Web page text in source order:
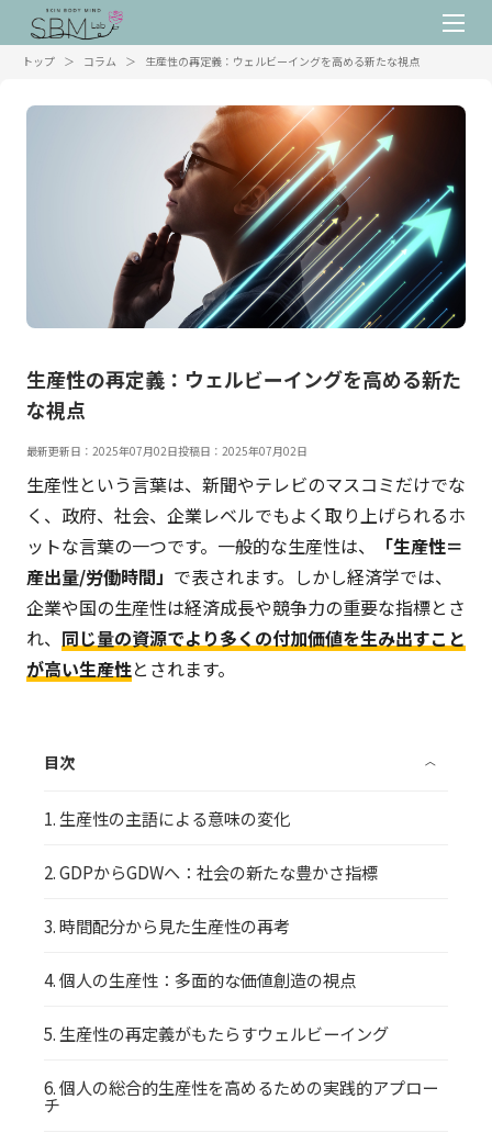
トップ ＞ コラム ＞ 生産性の再定義：ウェルビーイングを高める新たな視点
生産性の再定義：ウェルビーイングを高める新た
な視点
最新更新日：2025年07月02日投稿日：2025年07月02日
生産性という言葉は、新聞やテレビのマスコミだけでな
く、政府、社会、企業レベルでもよく取り上げられるホ
ットな言葉の一つです。一般的な生産性は、
「生産性＝
産出量/労働時間」 で表されます。しかし経済学では、
企業や国の生産性は経済成長や競争力の重要な指標とさ
れ、 同じ量の資源でより多くの付加価値を生み出すこと
が高い生産性とされます。
〈
目次
1. 生産性の主語による意味の変化
2. GDPからGDWへ：社会の新たな豊かさ指標
3. 時間配分から見た生産性の再考
4. 個人の生産性：多面的な価値創造の視点
5. 生産性の再定義がもたらすウェルビーイング
6. 個人の総合的生産性を高めるための実践的アプロー
チ